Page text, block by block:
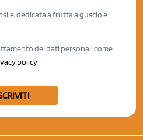
dedicata a frutta a guscio e
dei dati personali come
policy